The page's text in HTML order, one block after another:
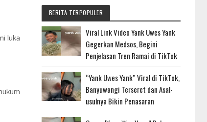
luka
BERITA TERPOPULER
Viral Link Video Yank Uwes Yank
Gegerkan Medsos, Begini
Penjelasan Tren Ramai di TikTok
“Yank Uwes Yank” Viral di TikTok,
Banyuwangi Terseret dan Asal-
usulnya Bikin Penasaran